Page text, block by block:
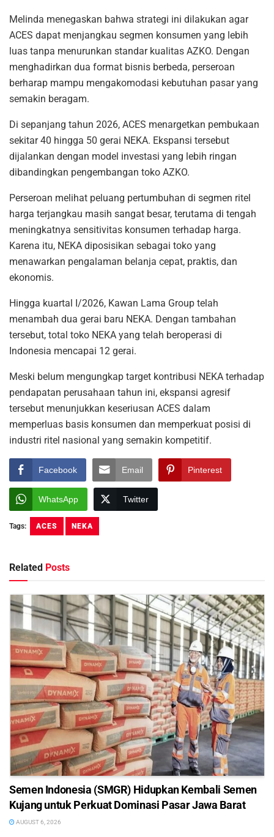
Melinda menegaskan bahwa strategi ini dilakukan agar
ACES dapat menjangkau segmen konsumen yang lebih
luas tanpa menurunkan standar kualitas AZKO. Dengan
menghadirkan dua format bisnis berbeda, perseroan
berharap mampu mengakomodasi kebutuhan pasar yang
semakin beragam.
Di sepanjang tahun 2026, ACES menargetkan pembukaan
sekitar 40 hingga 50 gerai NEKA. Ekspansi tersebut
dijalankan dengan model investasi yang lebih ringan
dibandingkan pengembangan toko AZKO.
Perseroan melihat peluang pertumbuhan di segmen ritel
harga terjangkau masih sangat besar, terutama di tengah
meningkatnya sensitivitas konsumen terhadap harga.
Karena itu, NEKA diposisikan sebagai toko yang
menawarkan pengalaman belanja cepat, praktis, dan
ekonomis.
Hingga kuartal I/2026, Kawan Lama Group telah
menambah dua gerai baru NEKA. Dengan tambahan
tersebut, total toko NEKA yang telah beroperasi di
Indonesia mencapai 12 gerai.
Meski belum mengungkap target kontribusi NEKA terhadap
pendapatan perusahaan tahun ini, ekspansi agresif
tersebut menunjukkan keseriusan ACES dalam
memperluas basis konsumen dan memperkuat posisi di
industri ritel nasional yang semakin kompetitif.
Facebook Email Pinterest
WhatsApp Twitter
Tags: ACES NEKA
Related Posts
Semen Indonesia (SMGR) Hidupkan Kembali Semen
Kujang untuk Perkuat Dominasi Pasar Jawa Barat
AUGUST 6, 2026